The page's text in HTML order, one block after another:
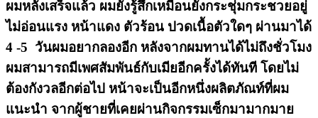
ผมหลั่งเสร็จแล้ว ผมยังรู้สึกเหมือนยังกระชุ่มกระชวยอยู่
ไม่อ่อนแรง หน้าแดง ตัวร้อน ปวดเนื้อตัวใดๆ ผ่านมาได้
4 -5 วันผมอยากลองอีก หลังจากผมทานได้ไม่ถึงชั่วโมง
ผมสามารถมีเพศสัมพันธ์กับเมียอีกครั้งได้ทันที โดยไม่
ต้องกังวลอีกต่อไป หน้าจะเป็นอีกหนึ่งผลิตภัณท์ที่ผม
แนะนำ จากผู้ชายที่เคยผ่านกิจกรรมเซ็กมามากมาย